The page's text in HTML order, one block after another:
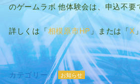
のゲームラボ 他体験会は、申込不要
詳しくは「相模原市HP 」または「X
カテゴリー： お知らせ